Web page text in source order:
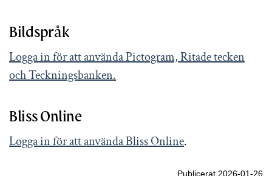
Bildspråk
Logga in för att använda Pictogram, Ritade tecken
och Teckningsbanken.
Bliss Online
Logga in för att använda Bliss Online.
Publicerat 2026-01-26